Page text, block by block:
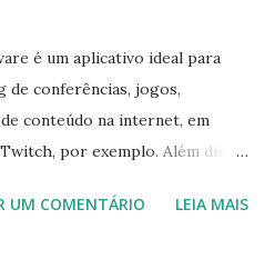
é um aplicativo ideal para
de conferências, jogos,
conteúdo na internet, em
por exemplo. Além disso,
Estúdio 27.2 , que foi
UM COMENTÁRIO LEIA MAIS